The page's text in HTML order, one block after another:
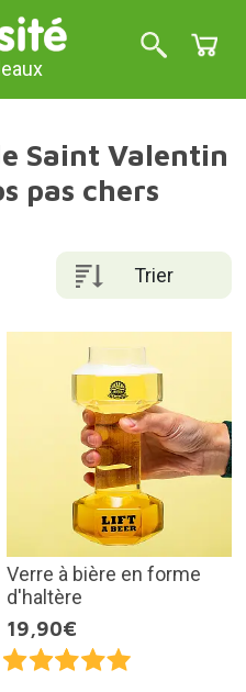
Saint Valentin
pas chers
Trier
Verre à bière en forme
d'haltère
19,90€